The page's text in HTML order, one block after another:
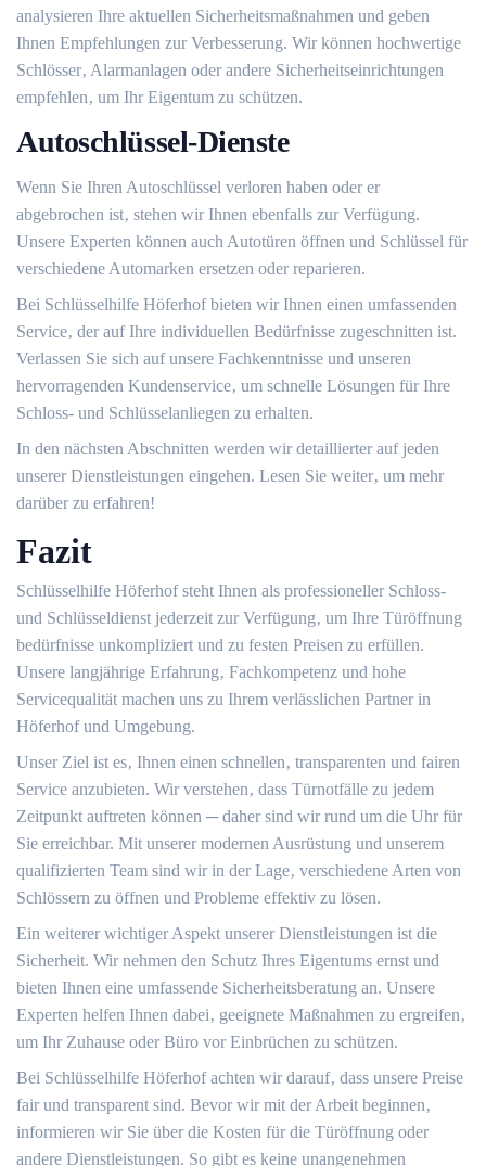
analysieren Ihre aktuellen Sicherheitsmaßnahmen und geben
Ihnen Empfehlungen zur Verbesserung.​ Wir können hochwertige
Schlösser‚ Alarmanlagen oder andere Sicherheitseinrichtungen
empfehlen‚ um Ihr Eigentum zu schützen.​
Autoschlüssel-Dienste
Wenn Sie Ihren Autoschlüssel verloren haben oder er
abgebrochen ist‚ stehen wir Ihnen ebenfalls zur Verfügung.
Unsere Experten können auch Autotüren öffnen und Schlüssel für
verschiedene Automarken ersetzen oder reparieren.
Bei Schlüsselhilfe Höferhof bieten wir Ihnen einen umfassenden
Service‚ der auf Ihre individuellen Bedürfnisse zugeschnitten ist.​
Verlassen Sie sich auf unsere Fachkenntnisse und unseren
hervorragenden Kundenservice‚ um schnelle Lösungen für Ihre
Schloss- und Schlüsselanliegen zu erhalten.​
In den nächsten Abschnitten werden wir detaillierter auf jeden
unserer Dienstleistungen eingehen.​ Lesen Sie weiter‚ um mehr
darüber zu erfahren!​
Fazit
Schlüsselhilfe Höferhof steht Ihnen als professioneller Schloss-
und Schlüsseldienst jederzeit zur Verfügung‚ um Ihre Türöffnung
bedürfnisse unkompliziert und zu festen Preisen zu erfüllen.​
Unsere langjährige Erfahrung‚ Fachkompetenz und hohe
Servicequalität machen uns zu Ihrem verlässlichen Partner in
Höferhof und Umgebung.​
Unser Ziel ist es‚ Ihnen einen schnellen‚ transparenten und fairen
Service anzubieten.​ Wir verstehen‚ dass Türnotfälle zu jedem
Zeitpunkt auftreten können ─ daher sind wir rund um die Uhr für
Sie erreichbar.​ Mit unserer modernen Ausrüstung und unserem
qualifizierten Team sind wir in der Lage‚ verschiedene Arten von
Schlössern zu öffnen und Probleme effektiv zu lösen.​
Ein weiterer wichtiger Aspekt unserer Dienstleistungen ist die
Sicherheit.​ Wir nehmen den Schutz Ihres Eigentums ernst und
bieten Ihnen eine umfassende Sicherheitsberatung an.​ Unsere
Experten helfen Ihnen dabei‚ geeignete Maßnahmen zu ergreifen‚
um Ihr Zuhause oder Büro vor Einbrüchen zu schützen.​
Bei Schlüsselhilfe Höferhof achten wir darauf‚ dass unsere Preise
fair und transparent sind.​ Bevor wir mit der Arbeit beginnen‚
informieren wir Sie über die Kosten für die Türöffnung oder
andere Dienstleistungen.​ So gibt es keine unangenehmen